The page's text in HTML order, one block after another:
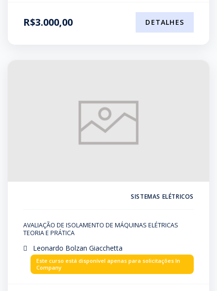
R$3.000,00 DETALHES
SISTEMAS ELÉTRICOS
AVALIAÇÃO DE ISOLAMENTO DE MÁQUINAS ELÉTRICAS
TEORIA E PRÁTICA
Leonardo Bolzan Giacchetta
Este curso está disponível apenas para solicitações In
Company